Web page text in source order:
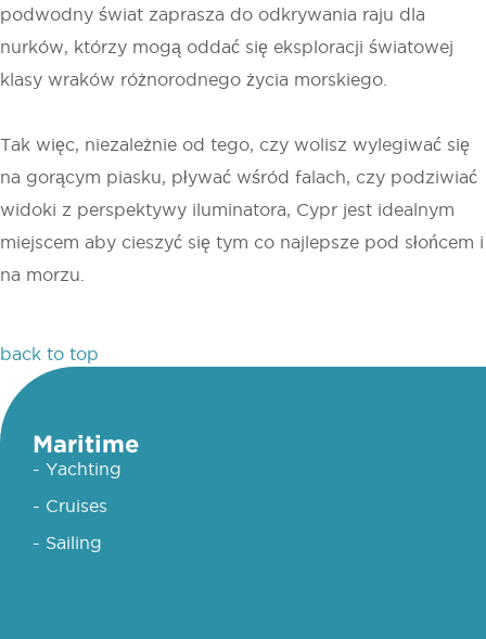
podwodny świat zaprasza do odkrywania raju dla
nurków, którzy mogą oddać się eksploracji światowej
klasy wraków różnorodnego życia morskiego.
Tak więc, niezależnie od tego, czy wolisz wylegiwać się
na gorącym piasku, pływać wśród falach, czy podziwiać
widoki z perspektywy iluminatora, Cypr jest idealnym
miejscem aby cieszyć się tym co najlepsze pod słońcem i
na morzu.
back to top
Maritime
- Yachting
- Cruises
- Sailing